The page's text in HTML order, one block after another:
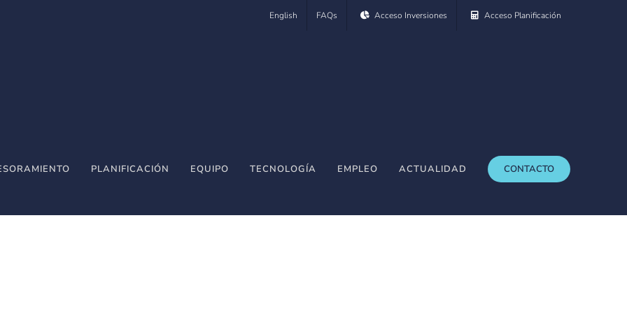
English FAQs Acceso Inversiones Acceso Planificación
PLANIFICACIÓN EQUIPO TECNOLOGÍA EMPLEO ACTUALIDAD CONTACTO